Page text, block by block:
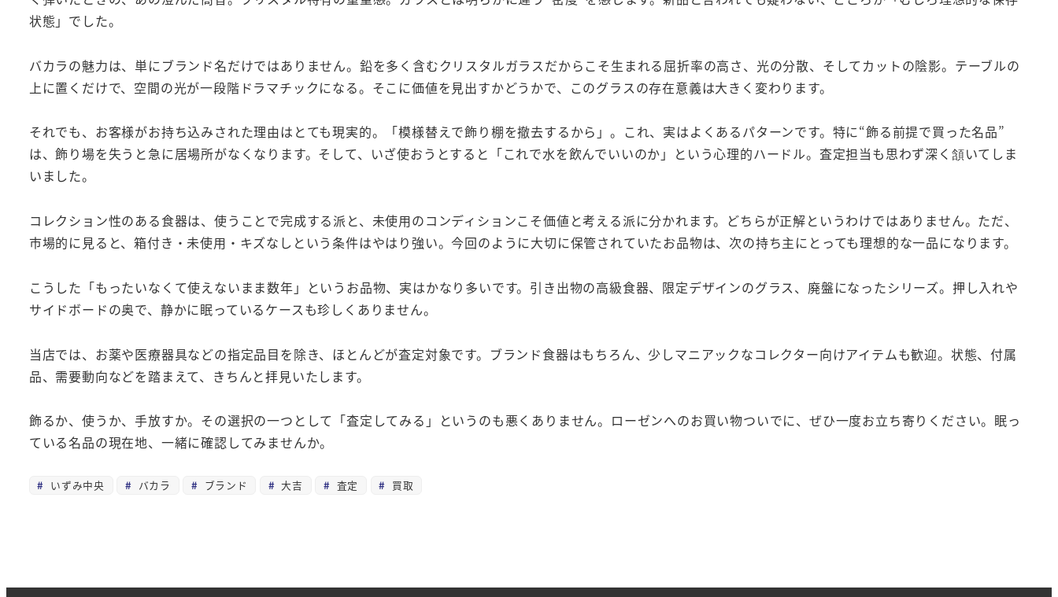
状態」でした。
バカラの魅力は、単にブランド名だけではありません。鉛を多く含むクリスタルガラスだからこそ生まれる屈折率の高さ、光の分散、そしてカットの陰影。テーブルの
上に置くだけで、空間の光が一段階ドラマチックになる。そこに価値を見出すかどうかで、このグラスの存在意義は大きく変わります。
それでも、お客様がお持ち込みされた理由はとても現実的。「模様替えで飾り棚を撤去するから」。これ、実はよくあるパターンです。特に“飾る前提で買った名品”
は、飾り場を失うと急に居場所がなくなります。そして、いざ使おうとすると「これで水を飲んでいいのか」という心理的ハードル。査定担当も思わず深く頷いてしま
いました。
コレクション性のある食器は、使うことで完成する派と、未使用のコンディションこそ価値と考える派に分かれます。どちらが正解というわけではありません。ただ、
市場的に見ると、箱付き・未使用・キズなしという条件はやはり強い。今回のように大切に保管されていたお品物は、次の持ち主にとっても理想的な一品になります。
こうした「もったいなくて使えないまま数年」というお品物、実はかなり多いです。引き出物の高級食器、限定デザインのグラス、廃盤になったシリーズ。押し入れや
サイドボードの奥で、静かに眠っているケースも珍しくありません。
当店では、お薬や医療器具などの指定品目を除き、ほとんどが査定対象です。ブランド食器はもちろん、少しマニアックなコレクター向けアイテムも歓迎。状態、付属
品、需要動向などを踏まえて、きちんと拝見いたします。
飾るか、使うか、手放すか。その選択の一つとして「査定してみる」というのも悪くありません。ローゼンへのお買い物ついでに、ぜひ一度お立ち寄りください。眠っ
ている名品の現在地、一緒に確認してみませんか。
いずみ中央 バカラ ブランド 大吉 査定 買取